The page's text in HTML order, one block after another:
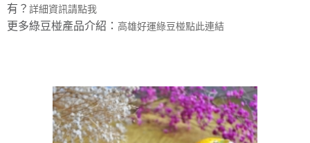
有？ 詳細資訊請點我
更多綠豆椪產品介紹： 高雄好運綠豆椪點此連結